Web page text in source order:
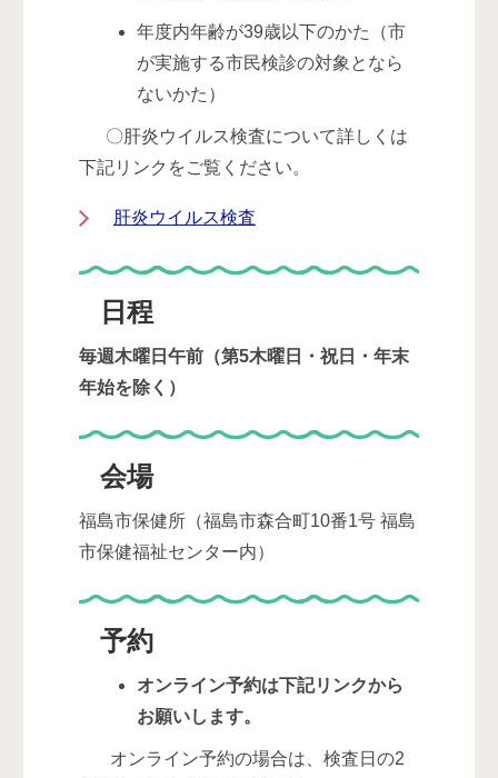
年度内年齢が39歳以下のかた（市
が実施する市民検診の対象となら
ないかた）
〇肝炎ウイルス検査について詳しくは
下記リンクをご覧ください。
肝炎ウイルス検査
日程
毎週木曜日午前（第5木曜日・祝日・年末
年始を除く）
会場
福島市保健所（福島市森合町10番1号 福島
市保健福祉センター内）
予約
オンライン予約は下記リンクから
お願いします。
オンライン予約の場合は、検査日の2